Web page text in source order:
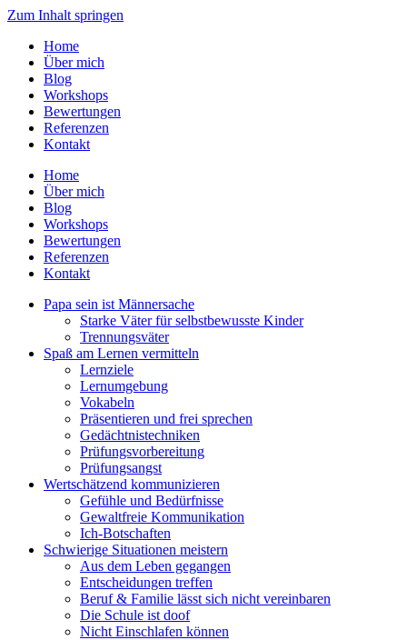
Zum Inhalt springen
Home
Über mich
Blog
Workshops
Bewertungen
Referenzen
Kontakt
Home
Über mich
Blog
Workshops
Bewertungen
Referenzen
Kontakt
Papa sein ist Männersache
Starke Väter für selbstbewusste Kinder
Trennungsväter
Spaß am Lernen vermitteln
Lernziele
Lernumgebung
Vokabeln
Präsentieren und frei sprechen
Gedächtnistechniken
Prüfungsvorbereitung
Prüfungsangst
Wertschätzend kommunizieren
Gefühle und Bedürfnisse
Gewaltfreie Kommunikation
Ich-Botschaften
Schwierige Situationen meistern
Aus dem Leben gegangen
Entscheidungen treffen
Beruf & Familie lässt sich nicht vereinbaren
Die Schule ist doof
Nicht Einschlafen können